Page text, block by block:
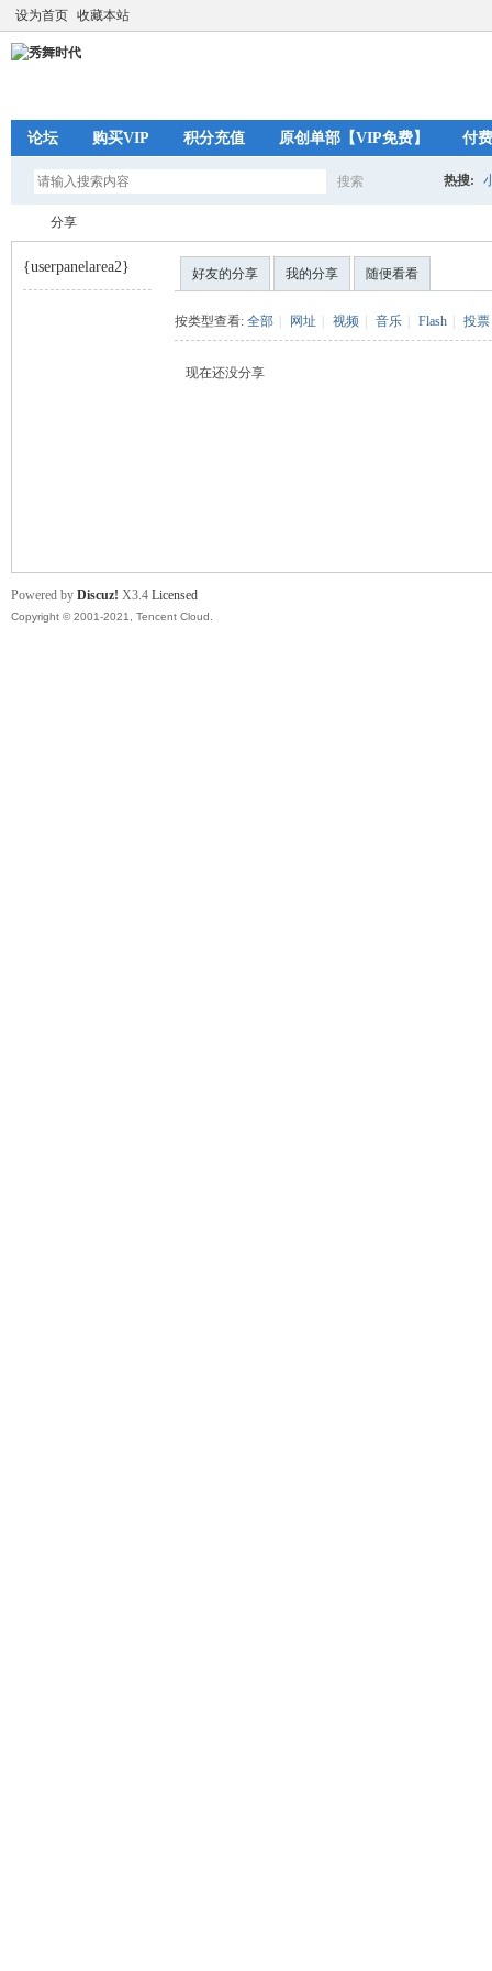
设为首页 收藏本站
论坛 购买VIP 积分充值 原创单部【VIP免费】 付
搜索 热搜:
分享
{userpanelarea2} 好友的分享 我的分享 随便看看
按类型查看: 全部 网址 视频 音乐 Flash 投票
现在还没分享
Powered by Discuz! X3.4 Licensed
Copyright © 2001-2021, Tencent Cloud.